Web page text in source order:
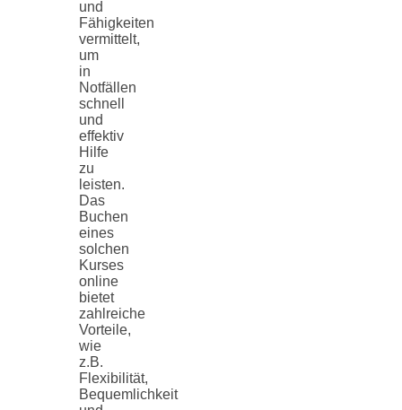
und
Fähigkeiten
vermittelt,
um
in
Notfällen
schnell
und
effektiv
Hilfe
zu
leisten.
Das
Buchen
eines
solchen
Kurses
online
bietet
zahlreiche
Vorteile,
wie
z.B.
Flexibilität,
Bequemlichkeit